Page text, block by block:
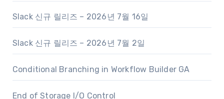
Slack 신규 릴리즈 – 2026년 7월 16일
Slack 신규 릴리즈 – 2026년 7월 2일
Conditional Branching in Workflow Builder GA
End of Storage I/O Control